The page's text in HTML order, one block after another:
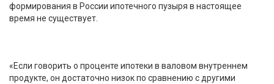
формирования в России ипотечного пузыря в настоящее
время не существует.
«Если говорить о проценте ипотеки в валовом внутреннем
продукте, он достаточно низок по сравнению с другими